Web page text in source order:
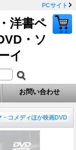
PCサイト
洋書ペ
・ソ
イ
お問い合わせ
・コメディほか映画DVD